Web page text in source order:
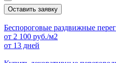
Оставить заявку
Беспороговые раздвижные
от 2 100 руб./м2
от 13 дней